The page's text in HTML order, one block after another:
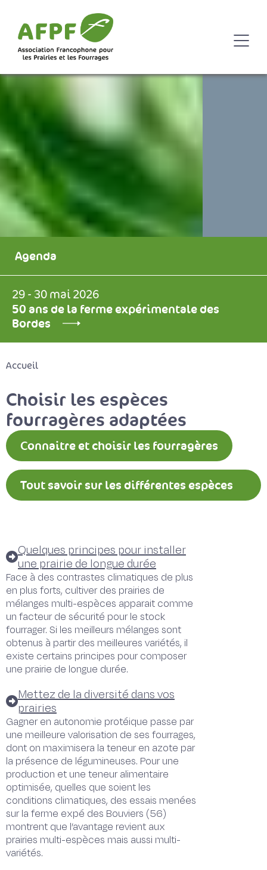
Agenda
29 - 30 mai 2026
50 ans de la ferme expérimentale des
Bordes
Accueil
Choisir les espèces
fourragères adaptées
Connaitre et choisir les fourragères
Tout savoir sur les différentes espèces
Quelques principes pour installer
une prairie de longue durée
Face à des contrastes climatiques de plus
en plus forts, cultiver des prairies de
mélanges multi-espèces apparait comme
un facteur de sécurité pour le stock
fourrager. Si les meilleurs mélanges sont
obtenus à partir des meilleures variétés, il
existe certains principes pour composer
une prairie de longue durée.
Mettez de la diversité dans vos
prairies
Gagner en autonomie protéique passe par
une meilleure valorisation de ses fourrages,
dont on maximisera la teneur en azote par
la présence de légumineuses. Pour une
production et une teneur alimentaire
optimisée, quelles que soient les
conditions climatiques, des essais menées
sur la ferme expé des Bouviers (56)
montrent que l’avantage revient aux
prairies multi-espèces mais aussi multi-
variétés.